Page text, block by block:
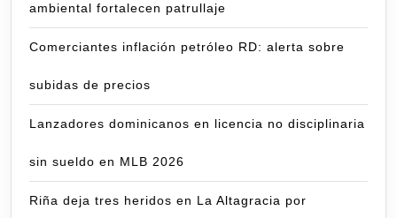
ambiental fortalecen patrullaje
Comerciantes inflación petróleo RD: alerta sobre
subidas de precios
Lanzadores dominicanos en licencia no disciplinaria
sin sueldo en MLB 2026
Riña deja tres heridos en La Altagracia por